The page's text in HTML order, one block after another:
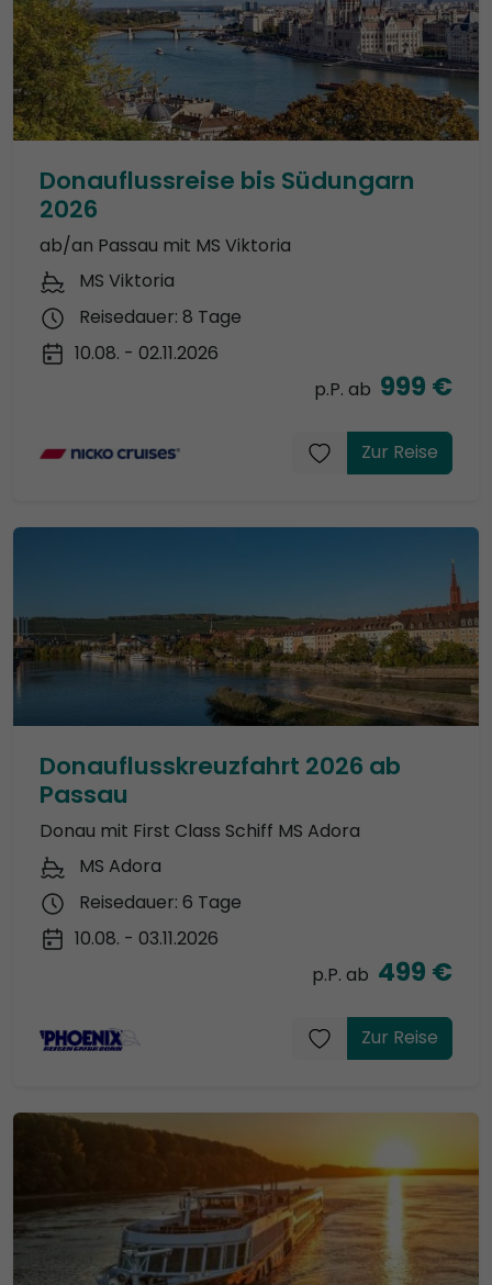
Donauflussreise bis Südungarn
2026
ab/an Passau mit MS Viktoria
MS Viktoria
Reisedauer: 8 Tage
10.08. - 02.11.2026
p.P. ab 999 €
Zur Reise
Donauflusskreuzfahrt 2026 ab
Passau
Donau mit First Class Schiff MS Adora
MS Adora
Reisedauer: 6 Tage
10.08. - 03.11.2026
p.P. ab 499 €
Zur Reise